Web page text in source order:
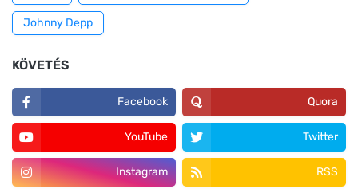
Johnny Depp
KÖVETÉS
Facebook Quora
YouTube Twitter
Instagram RSS